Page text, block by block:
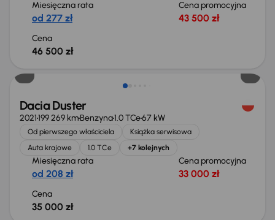
Miesięczna rata
od 277 zł
Cena promocyjna
43 500 zł
Cena
46 500 zł
Dacia Duster
2021199 269 kmBenzyna1.0 TCe67 kW
Od pierwszego właściciela
Książka serwisowa
Auta krajowe
1.0 TCe +7 kolejnych
Miesięczna rata
od 208 zł
Cena promocyjna
33 000 zł
Cena
35 000 zł
Taniej o 500 zł